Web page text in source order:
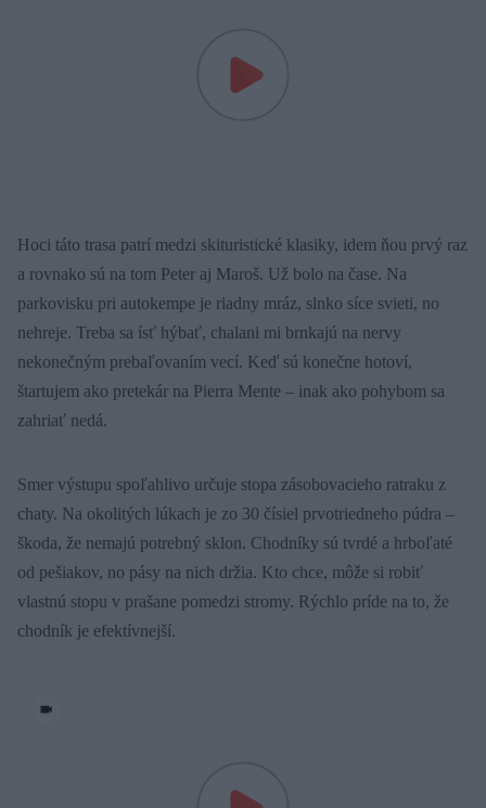
Hoci táto trasa patrí medzi skituristické klasiky, idem ňou prvý raz
a rovnako sú na tom Peter aj Maroš. Už bolo na čase. Na
parkovisku pri autokempe je riadny mráz, slnko síce svieti, no
nehreje. Treba sa ísť hýbať, chalani mi brnkajú na nervy
nekonečným prebaľovaním vecí. Keď sú konečne hotoví,
štartujem ako pretekár na Pierra Mente – inak ako pohybom sa
zahriať nedá.
Smer výstupu spoľahlivo určuje stopa zásobovacieho ratraku z
chaty. Na okolitých lúkach je zo 30 čísiel prvotriedneho púdra –
škoda, že nemajú potrebný sklon. Chodníky sú tvrdé a hrboľaté
od pešiakov, no pásy na nich držia. Kto chce, môže si robiť
vlastnú stopu v prašane pomedzi stromy. Rýchlo príde na to, že
chodník je efektívnejší.